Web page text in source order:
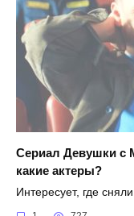
Сериал Девушки с
какие актеры?
Интересует, где